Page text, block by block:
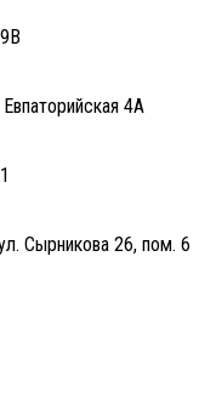
4А
Сырникова 26, пом. 6